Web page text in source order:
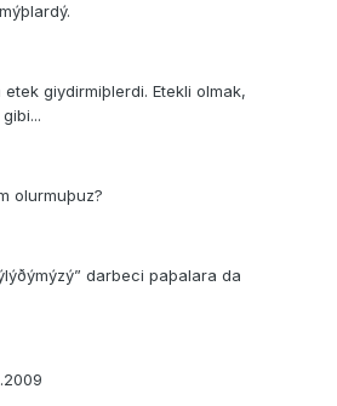
giydirmiþlerdi. Etekli olmak,
olurmuþuz?
darbeci paþalara da